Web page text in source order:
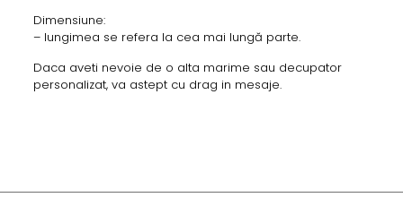
Dimensiune:
– lungimea se refera la cea mai lungă parte.
Daca aveti nevoie de o alta marime sau decupator
personalizat, va astept cu drag in mesaje.